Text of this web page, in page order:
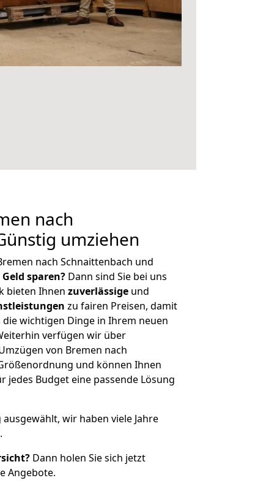
nach
umziehen
nach Schnaittenbach und
sparen? Dann sind Sie bei uns
bieten Ihnen zuverlässige und
zu fairen Preisen, damit
wichtigen Dinge in Ihrem neuen
verfügen wir über
von Bremen nach
und können Ihnen
Budget eine passende Lösung
wir haben viele Jahre
Dann holen Sie sich jetzt
Angebote.